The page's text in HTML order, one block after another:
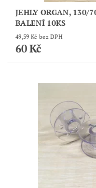
JEHLY ORGAN, 130/
BALENÍ 10KS
49,59 Kč bez DPH
60 Kč